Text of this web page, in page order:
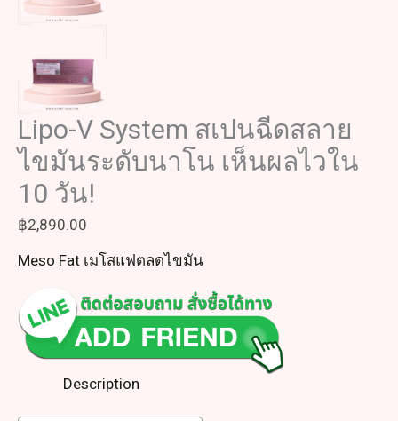
Lipo-V System สเปนฉีดสลาย
ไขมันระดับนาโน เห็นผลไวใน
10 วัน!
฿2,890.00
Meso Fat เมโสแฟตลดไขมัน
Description